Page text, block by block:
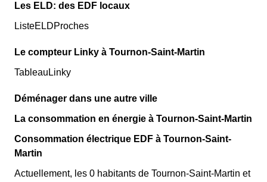
Les ELD: des EDF locaux
ListeELDProches
Le compteur Linky à Tournon-Saint-Martin
TableauLinky
Déménager dans une autre ville
La consommation en énergie à Tournon-Saint-Martin
Consommation électrique EDF à Tournon-Saint-
Martin
Actuellement, les 0 habitants de Tournon-Saint-Martin et